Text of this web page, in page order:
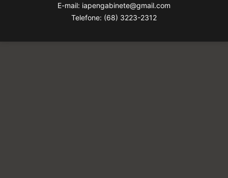
E-mail: iapengabinete@gmail.com
Telefone: (68) 3223-2312